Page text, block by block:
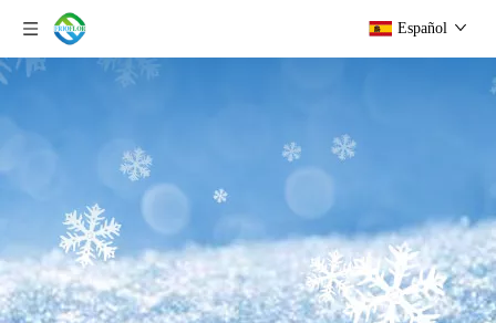
Español